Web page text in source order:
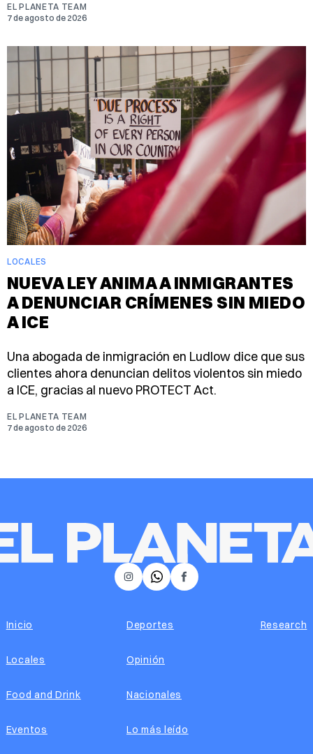
EL PLANETA TEAM
7 de agosto de 2026
LOCALES
NUEVA LEY ANIMA A INMIGRANTES
A DENUNCIAR CRÍMENES SIN MIEDO
A ICE
Una abogada de inmigración en Ludlow dice que sus
clientes ahora denuncian delitos violentos sin miedo
a ICE, gracias al nuevo PROTECT Act.
EL PLANETA TEAM
7 de agosto de 2026
𝕏 Facebook
Instagram
Inicio
Locales
Food and Drink
Eventos
Deportes
Opinión
Nacionales
Lo más leído
Research